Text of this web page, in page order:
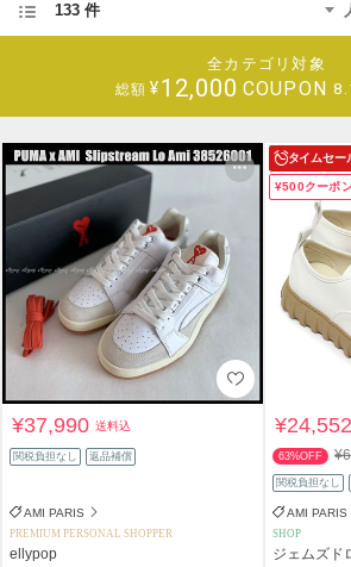
133 件
全カテゴリ対象
総額 ¥12,000 COUPON
¥37,990送料込
関税負担なし 返品補償
AMI PARIS
PREMIUM PERSONAL SHOPPER
ellypop
タイムセー
¥500クーポ
63%OFF
関税負担なし
AMI PARIS
SHOP
ジェムズド